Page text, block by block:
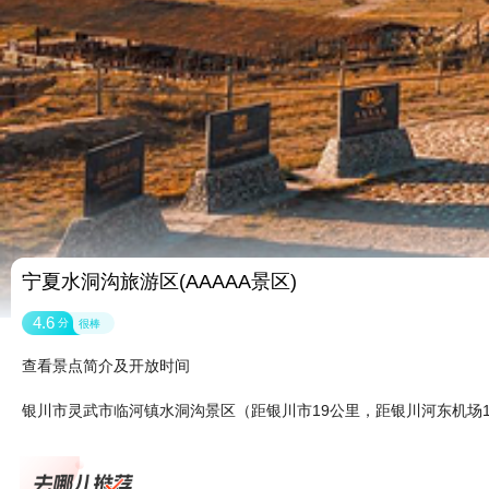
宁夏水洞沟旅游区(AAAAA景区)
4.6 分 很棒
查看景点简介及开放时间
银川市灵武市临河镇水洞沟景区（距银川市19公里，距银川河东机场